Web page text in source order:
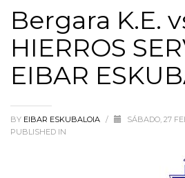
Bergara K.E.
HIERROS
EIBAR
BY EIBAR ESKUBALOIA / SÁBADO, 27
PUBLISHED IN